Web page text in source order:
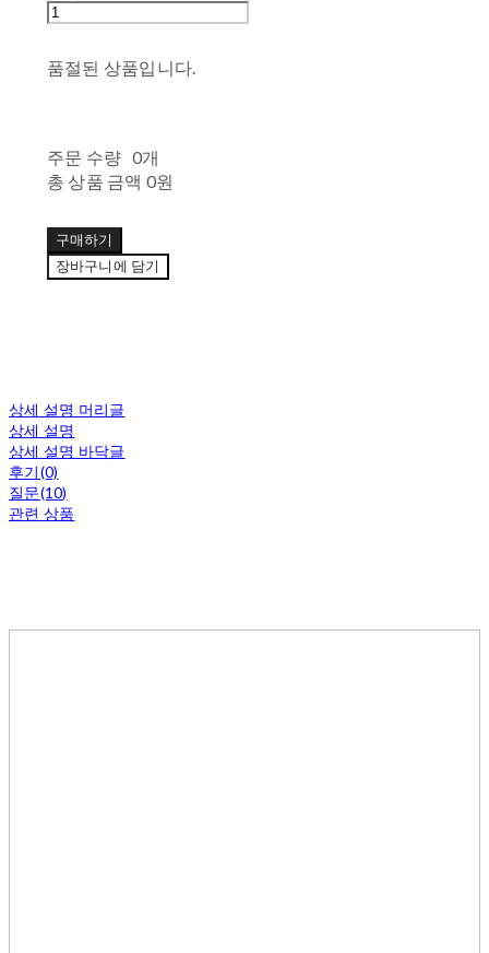
품절된 상품입니다.
주문 수량 0개
총 상품 금액 0원
구매하기
장바구니에 담기
상세 설명 머리글
상세 설명
상세 설명 바닥글
후기(0)
질문(10)
관련 상품